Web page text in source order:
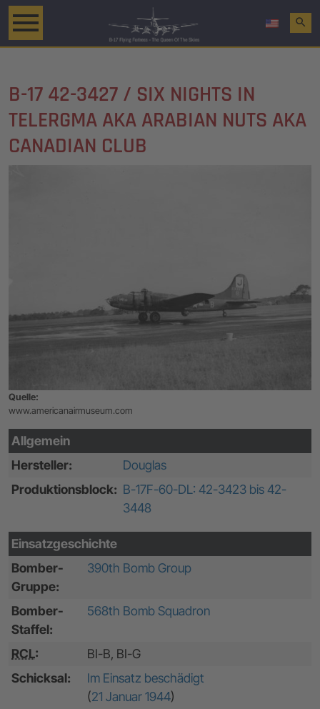
search
B-17 42-3427 / SIX NIGHTS IN
TELERGMA AKA ARABIAN NUTS AKA
CANADIAN CLUB
Quelle:
www.americanairmuseum.com
Allgemein
Hersteller:
Douglas
Produktionsblock: B-17F-60-DL: 42-3423 bis 42-
3448
Einsatzgeschichte
Bomber-
Gruppe:
390th Bomb Group
Bomber-
Staffel:
568th Bomb Squadron
RCL:
BI-B, BI-G
Schicksal:
Im Einsatz beschädigt
(21 Januar 1944)